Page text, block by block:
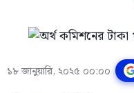
১৮ জানুয়ারি, ২০২৫ ০০:০০